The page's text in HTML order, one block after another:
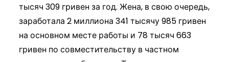
тысяч 309 гривен за год. Жена, в свою очередь,
заработала 2 миллиона 341 тысячу 985 гривен
на основном месте работы и 78 тысяч 663
гривен по совместительству в частном